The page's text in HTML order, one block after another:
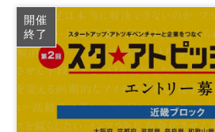
投資 スタートアップ スタ★
参加無料
開催
終了